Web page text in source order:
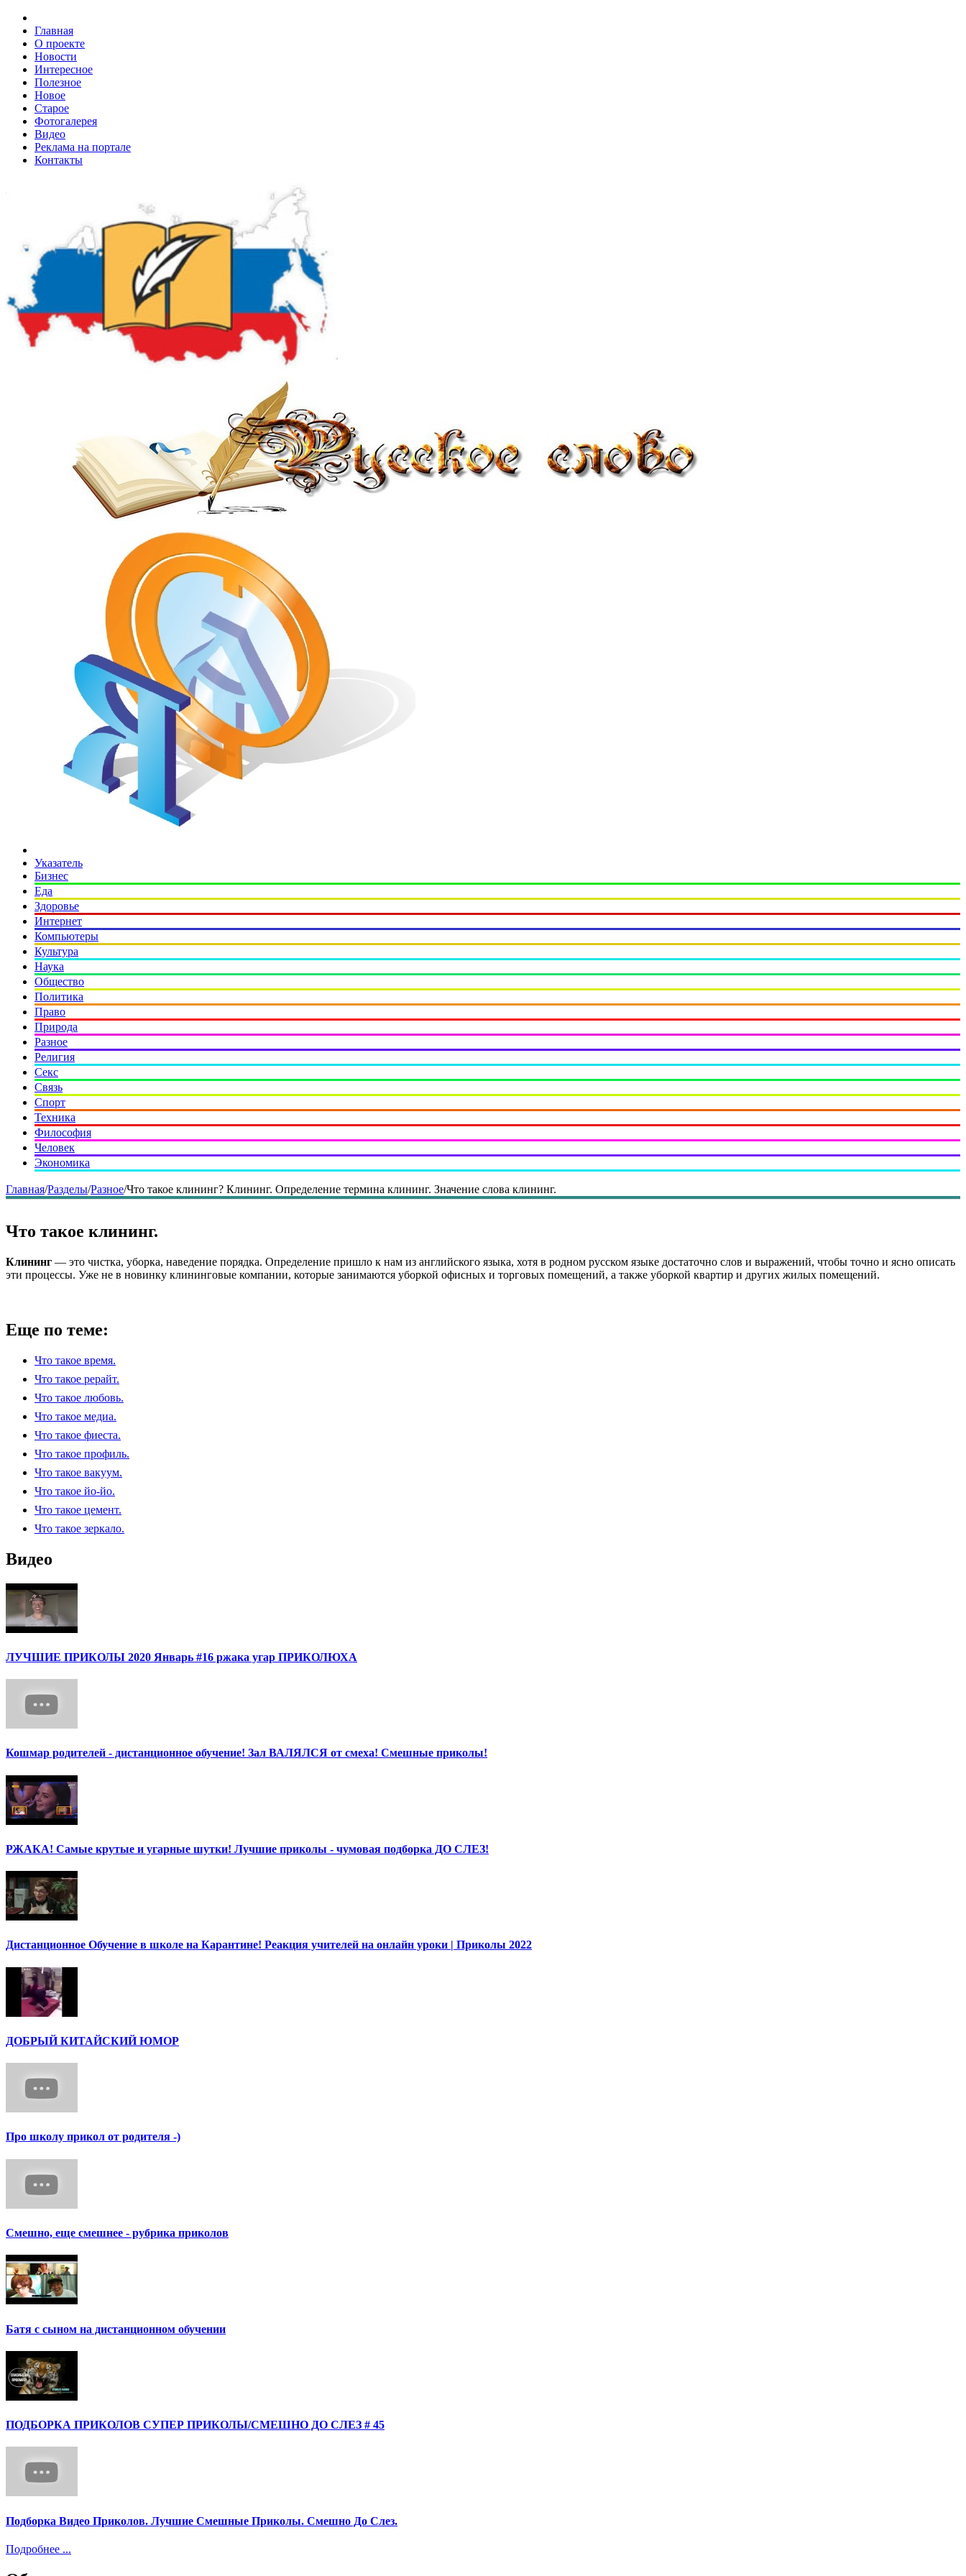
Главная
О проекте
Новости
Интересное
Полезное
Новое
Старое
Фотогалерея
Видео
Реклама на портале
Контакты
Указатель
Бизнес
Еда
Здоровье
Интернет
Компьютеры
Культура
Наука
Общество
Политика
Право
Природа
Разное
Религия
Секс
Связь
Спорт
Техника
Философия
Человек
Экономика
Главная/Разделы/Разное/Что такое клининг? Клининг. Определение термина клининг. Значение слова клининг.
Что такое клининг.
Клининг — это чистка, уборка, наведение порядка. Определение пришло к нам из английского языка, хотя в родном русском языке достаточно слов и выражений, чтобы точно и ясно описать
эти процессы. Уже не в новинку клининговые компании, которые занимаются уборкой офисных и торговых помещений, а также уборкой квартир и других жилых помещений.
Еще по теме:
Что такое время.
Что такое рерайт.
Что такое любовь.
Что такое медиа.
Что такое фиеста.
Что такое профиль.
Что такое вакуум.
Что такое йо-йо.
Что такое цемент.
Что такое зеркало.
Видео
ЛУЧШИЕ ПРИКОЛЫ 2020 Январь #16 ржака угар ПРИКОЛЮХА
Кошмар родителей - дистанционное обучение! Зал ВАЛЯЛСЯ от смеха! Смешные приколы!
РЖАКА! Самые крутые и угарные шутки! Лучшие приколы - чумовая подборка ДО СЛЕЗ!
Дистанционное Обучение в школе на Карантине! Реакция учителей на онлайн уроки | Приколы 2022
ДОБРЫЙ КИТАЙСКИЙ ЮМОР
Про школу прикол от родителя -)
Смешно, еще смешнее - рубрика приколов
Батя с сыном на дистанционном обучении
ПОДБОРКА ПРИКОЛОВ СУПЕР ПРИКОЛЫ/СМЕШНО ДО СЛЕЗ # 45
Подборка Видео Приколов. Лучшие Смешные Приколы. Смешно До Слез.
Подробнее ...